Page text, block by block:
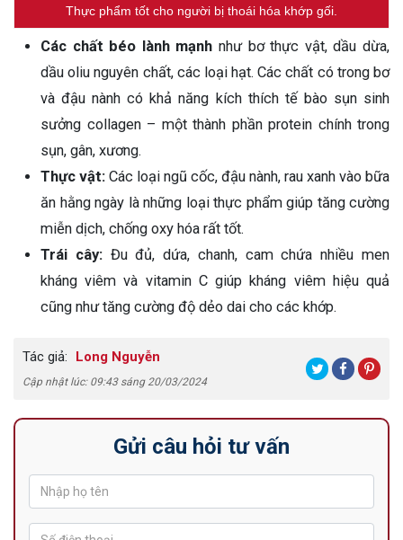
Thực phẩm tốt cho người bị thoái hóa khớp gối.
Các chất béo lành mạnh như bơ thực vật, dầu dừa,
dầu oliu nguyên chất, các loại hạt. Các chất có trong bơ
và đậu nành có khả năng kích thích tế bào sụn sinh
sưởng collagen – một thành phần protein chính trong
sụn, gân, xương.
Thực vật: Các loại ngũ cốc, đậu nành, rau xanh vào bữa
ăn hằng ngày là những loại thực phẩm giúp tăng cường
miễn dịch, chống oxy hóa rất tốt.
Trái cây: Đu đủ, dứa, chanh, cam chứa nhiều men
kháng viêm và vitamin C giúp kháng viêm hiệu quả
cũng như tăng cường độ dẻo dai cho các khớp.
Tác giả: Long Nguyễn
Cập nhật lúc: 09:43 sáng 20/03/2024
Gửi câu hỏi tư vấn